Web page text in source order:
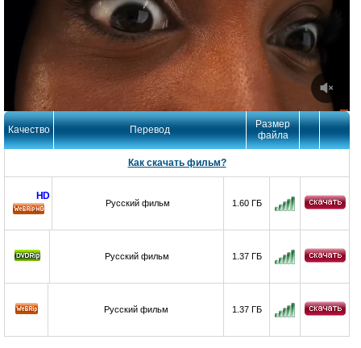
Качество Перевод
Размер
файла
Как скачать фильм?
HD
Русский фильм 1.60 ГБ
Русский фильм 1.37 ГБ
Русский фильм 1.37 ГБ